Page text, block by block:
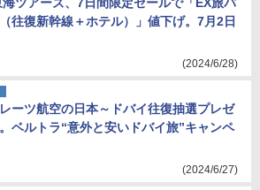
往復新幹線＋ホテル）」値下げ。7月2日
(2024/6/28)
ーツ航空の日本～ドバイ往復抽選プレゼ
ベルトラ“意外と安いドバイ旅”キャンペ
(2024/6/27)